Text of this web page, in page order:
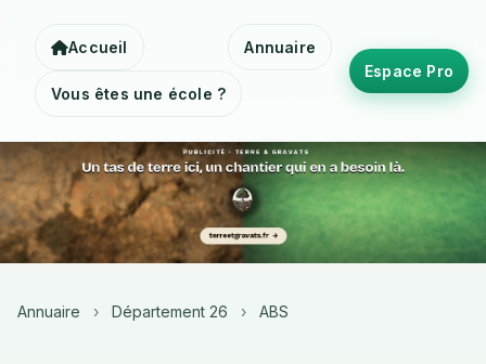
Accueil Annuaire
Vous êtes une école ?
Espace Pro
Annuaire › Département 26 › ABS